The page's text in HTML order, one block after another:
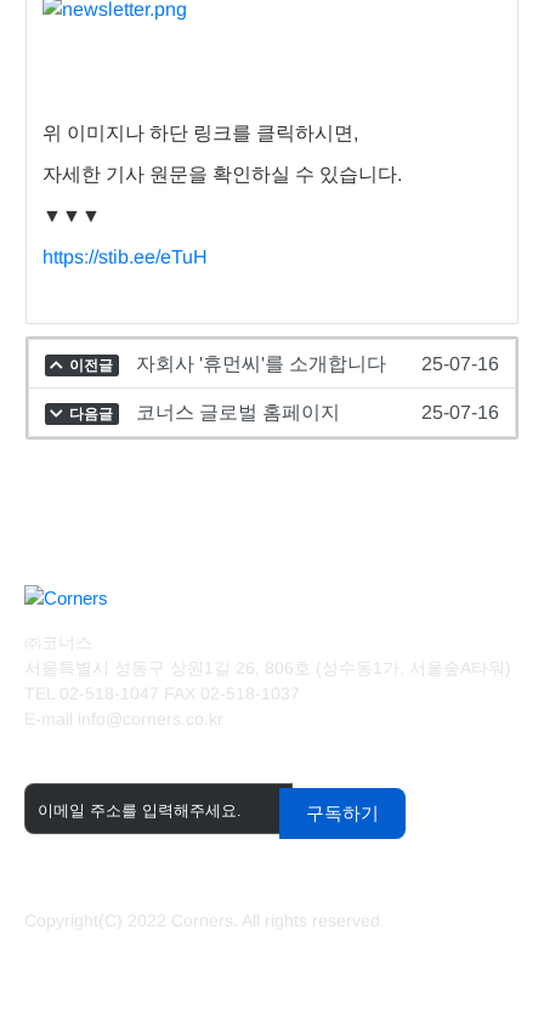
위 이미지나 하단 링크를 클릭하시면,
자세한 기사 원문을 확인하실 수 있습니다.
▼▼▼
https://stib.ee/eTuH
이전글 자회사 '휴먼씨'를 소개합니다 25-07-16
다음글 코너스 글로벌 홈페이지 25-07-16
㈜코너스
서울특별시 성동구 상원1길 26, 806호 (성수동1가, 서울숲A타워)
TEL 02-518-1047 FAX 02-518-1037
E-mail info@corners.co.kr
구독하기
Copyright(C) 2022 Corners. All rights reserved.